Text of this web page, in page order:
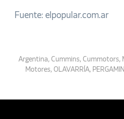
Fuente: elpopular.com.ar
Argentina, Cummins, Cummotors,
Motores, OLAVARRÍA,